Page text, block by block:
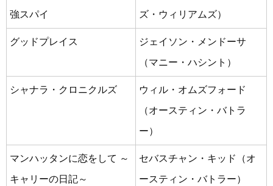
強スパイ
ズ・ウィリアムズ）
グッドプレイス
ジェイソン・メンドーサ
（マニー・ハシント）
シャナラ・クロニクルズ
ウィル・オムズフォード
（オースティン・バトラ
ー）
マンハッタンに恋をして ～
キャリーの日記～
セバスチャン・キッド（オ
ースティン・バトラー）